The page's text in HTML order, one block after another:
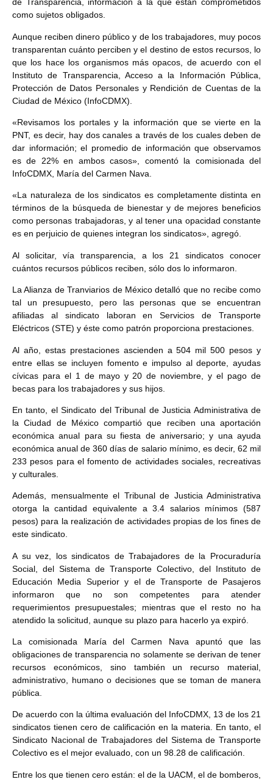
como sujetos obligados.
Aunque reciben dinero público y de los trabajadores, muy pocos
transparentan cuánto perciben y el destino de estos recursos, lo
que los hace los organismos más opacos, de acuerdo con el
Instituto de Transparencia, Acceso a la Información Pública,
Protección de Datos Personales y Rendición de Cuentas de la
Ciudad de México (InfoCDMX).
«Revisamos los portales y la información que se vierte en la
PNT, es decir, hay dos canales a través de los cuales deben de
dar información; el promedio de información que observamos
es de 22% en ambos casos», comentó la comisionada del
InfoCDMX, María del Carmen Nava.
«La naturaleza de los sindicatos es completamente distinta en
términos de la búsqueda de bienestar y de mejores beneficios
como personas trabajadoras, y al tener una opacidad constante
es en perjuicio de quienes integran los sindicatos», agregó.
Al solicitar, vía transparencia, a los 21 sindicatos conocer
cuántos recursos públicos reciben, sólo dos lo informaron.
La Alianza de Tranviarios de México detalló que no recibe como
tal un presupuesto, pero las personas que se encuentran
afiliadas al sindicato laboran en Servicios de Transporte
Eléctricos (STE) y éste como patrón proporciona prestaciones.
Al año, estas prestaciones ascienden a 504 mil 500 pesos y
entre ellas se incluyen fomento e impulso al deporte, ayudas
cívicas para el 1 de mayo y 20 de noviembre, y el pago de
becas para los trabajadores y sus hijos.
En tanto, el Sindicato del Tribunal de Justicia Administrativa de
la Ciudad de México compartió que reciben una aportación
económica anual para su fiesta de aniversario; y una ayuda
económica anual de 360 días de salario mínimo, es decir, 62 mil
233 pesos para el fomento de actividades sociales, recreativas
y culturales.
Además, mensualmente el Tribunal de Justicia Administrativa
otorga la cantidad equivalente a 3.4 salarios mínimos (587
pesos) para la realización de actividades propias de los fines de
este sindicato.
A su vez, los sindicatos de Trabajadores de la Procuraduría
Social, del Sistema de Transporte Colectivo, del Instituto de
Educación Media Superior y el de Transporte de Pasajeros
informaron que no son competentes para atender
requerimientos presupuestales; mientras que el resto no ha
atendido la solicitud, aunque su plazo para hacerlo ya expiró.
La comisionada María del Carmen Nava apuntó que las
obligaciones de transparencia no solamente se derivan de tener
recursos económicos, sino también un recurso material,
administrativo, humano o decisiones que se toman de manera
pública.
De acuerdo con la última evaluación del InfoCDMX, 13 de los 21
sindicatos tienen cero de calificación en la materia. En tanto, el
Sindicato Nacional de Trabajadores del Sistema de Transporte
Colectivo es el mejor evaluado, con un 98.28 de calificación.
Entre los que tienen cero están: el de la UACM, el de bomberos,